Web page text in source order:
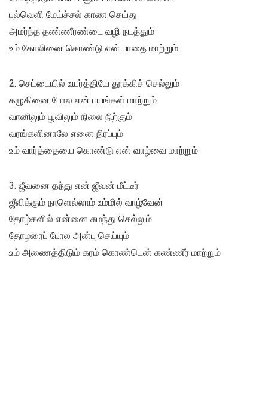
புல்வெளி மேய்ச்சல் காண செய்து
அமர்ந்த தண்ணீரண்டை வழி நடத்தும்
உம் கோலினை கொண்டு என் பாதை மாற்றும்
2. செட்டையில் உயர்த்தியே தூக்கிச் செல்லும்
கழுகினை போல என் பயங்கள் மாற்றும்
வானிலும் பூவிலும் நிலை நிற்கும்
வரங்களினாலே எனை நிரப்பும்
உம் வார்த்தையை கொண்டு என் வாழ்வை மாற்றும்
3. ஜீவனை தந்து என் ஜீவன் மீட்டீர்
ஜீவிக்கும் நாளெல்லாம் உம்மில் வாழ்வேன்
தோழ்களில் என்னை சுமந்து செல்லும்
தோழரைப் போல அன்பு செய்யும்
உம் அணைத்திடும் கரம் கொண்டென் கண்ணீர் மாற்றும்